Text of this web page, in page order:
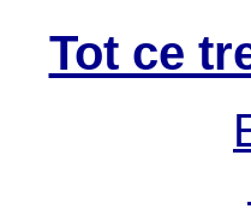
Tot ce